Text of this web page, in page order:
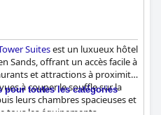
Suitesest un luxueux hôtel
Sands, offrant un accès facile à
et attractions à proximité.
à couper le souffle sur la
leurs chambres spacieuses et
tous les équipements
pour toutes les catégories